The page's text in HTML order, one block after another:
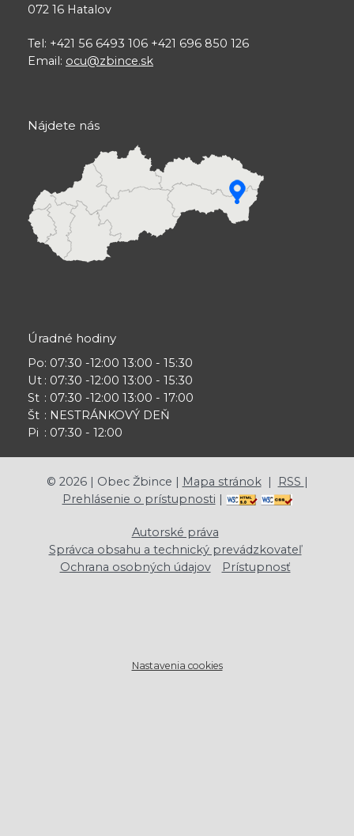
072 16 Hatalov
Tel: +421 56 6493 106 +421 696 850 126
Email: ocu@zbince.sk
Nájdete nás
Úradné hodiny
Po
Ut
St
Št
Pi
: 07:30 -12:00 13:00 - 15:30
: 07:30 -12:00 13:00 - 15:30
: 07:30 -12:00 13:00 - 17:00
: NESTRÁNKOVÝ DEŇ
: 07:30 - 12:00
© 2026| Obec Žbince | Mapa stránok| RSS |
Prehlásenie o prístupnosti |
Autorské práva
Správca obsahu a technický prevádzkovateľ
Ochrana osobných údajov
Prístupnosť
Nastavenia cookies